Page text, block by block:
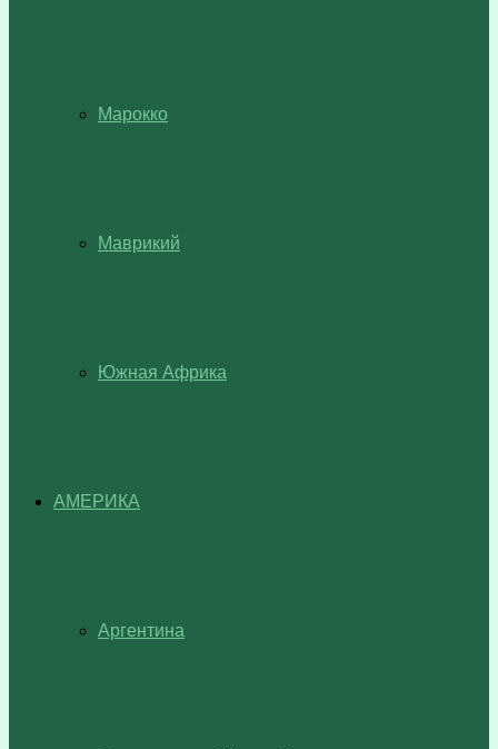
Марокко
Маврикий
Южная Африка
АМЕРИКА
Аргентина